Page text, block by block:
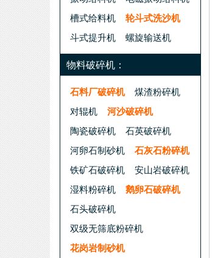
槽式给料机
轮斗式洗沙机
斗式提升机
螺旋输送机
物料破碎机：
石料厂破碎机
煤渣粉碎机
对辊机
河沙破碎机
陶瓷破碎机
石英破碎机
河卵石制砂机
石灰石粉碎机
铁矿石破碎机
安山岩破碎机
湿料粉碎机
鹅卵石破碎机
石头破碎机
双级无筛底粉碎机
花岗岩制砂机